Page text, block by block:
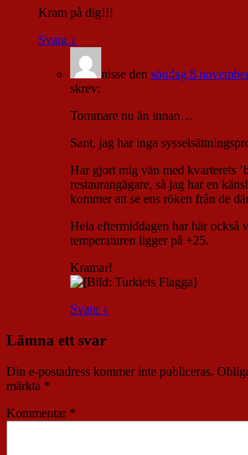
Kram på dig!!!
Svara ↓
nisse den söndag 8
skrev:
Tommare nu än innan…
Sant, jag har inga
Har gjort mig vän med kvarterets
restaurangägare, så jag har en
kommer att se ens röken från de
Hela eftermiddagen har här också
temperaturen ligger på +25.
Kramar!
Svara ↓
Lämna ett svar
Din e-postadress kommer inte publiceras.
märkta *
Kommentar *